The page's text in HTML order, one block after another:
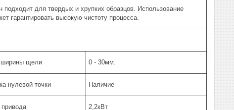
для твердых и хрупких образцов. Использование
гарантировать высокую чистоту процесса.
ширины щели 0 - 30мм.
нулевой точки Наличие
2,2кВт